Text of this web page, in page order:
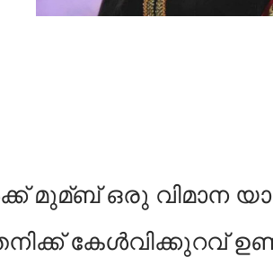
മുമ്ബ് ഒരു വിമാന
തനിക്ക് കേള്‍വിക്കുറവ്